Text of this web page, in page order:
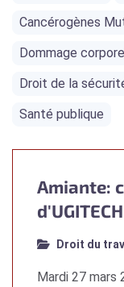
Cancérogènes
Dommage
Droit de la
Santé publique
Amiante:
d'UGITECH
Droit du
Mardi 27 mars